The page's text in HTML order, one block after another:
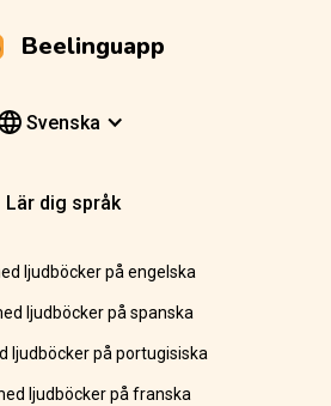
Beelinguapp
Svenska
Lär dig språk
ljudböcker på engelska
ljudböcker på spanska
ljudböcker på portugisiska
ljudböcker på franska